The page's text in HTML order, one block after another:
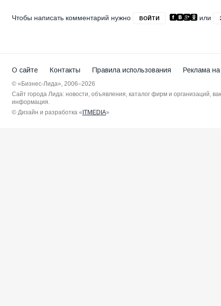
Чтобы написать комментарий нужно ВОЙТИ или
О сайте Контакты Правила использования Реклама
© «Бизнес-Лида», 2006–2026
Сайт города Лида: новости, объявления, каталог фирм и организаций,
информация.
© Дизайн и разработка « ITMEDIA»